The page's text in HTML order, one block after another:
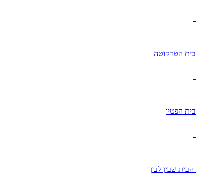
בית הטרקוטה
בית הפטיו
הבית שבין לבין